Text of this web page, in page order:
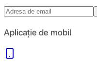
Aplicație de mobil